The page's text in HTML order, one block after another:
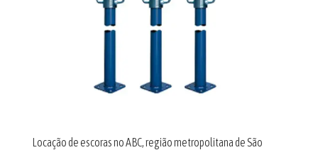
Locação de escoras no ABC, região metropolitana de São